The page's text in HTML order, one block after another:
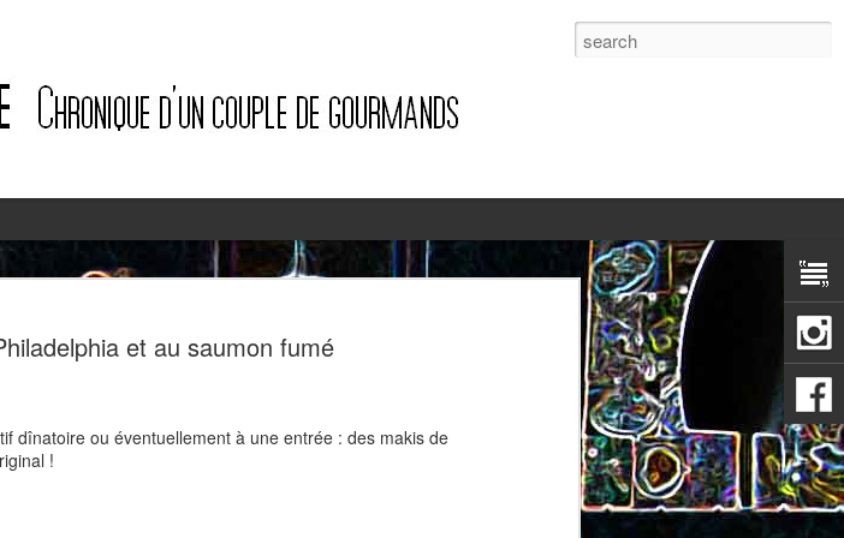
et au saumon fumé
dînatoire ou éventuellement à une entrée : des makis de
!
2
Pizza à la pancetta et à la